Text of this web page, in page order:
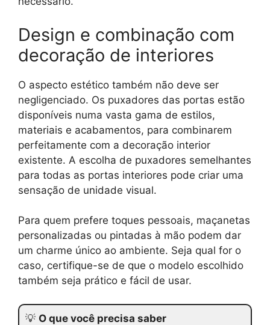
Design e combinação com
decoração de interiores
O aspecto estético também não deve ser
negligenciado. Os puxadores das portas estão
disponíveis numa vasta gama de estilos,
materiais e acabamentos, para combinarem
perfeitamente com a decoração interior
existente. A escolha de puxadores semelhantes
para todas as portas interiores pode criar uma
sensação de unidade visual.
Para quem prefere toques pessoais, maçanetas
personalizadas ou pintadas à mão podem dar
um charme único ao ambiente. Seja qual for o
caso, certifique-se de que o modelo escolhido
também seja prático e fácil de usar.
💡 O que você precisa saber